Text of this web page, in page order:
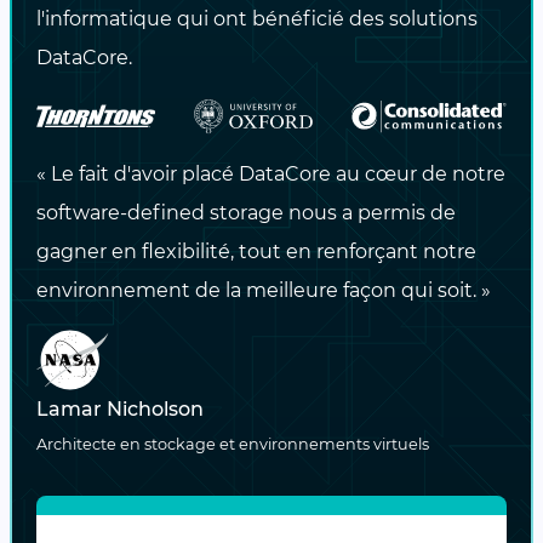
sur les performances, en particulier en cas
applications.
Facteurs influant sur les types de
compression et de déduplication
Au moment de définir les objectifs
d’économie de la capacité et de choisir entre
la méthode de réduction des données en
ligne ou la méthode de réduction post-
traitement, il faut tenir compte de facteurs
déterministes que nous allons traiter ci-
l'informatique qui ont bénéficié des solutions
DataCore.
« Le fait d'avoir placé DataCore au cœur de notre
software-defined storage nous a permis de
gagner en flexibilité, tout en renforçant notre
environnement de la meilleure façon qui soit. »
Lamar Nicholson
Architecte en stockage et environnements virtuels